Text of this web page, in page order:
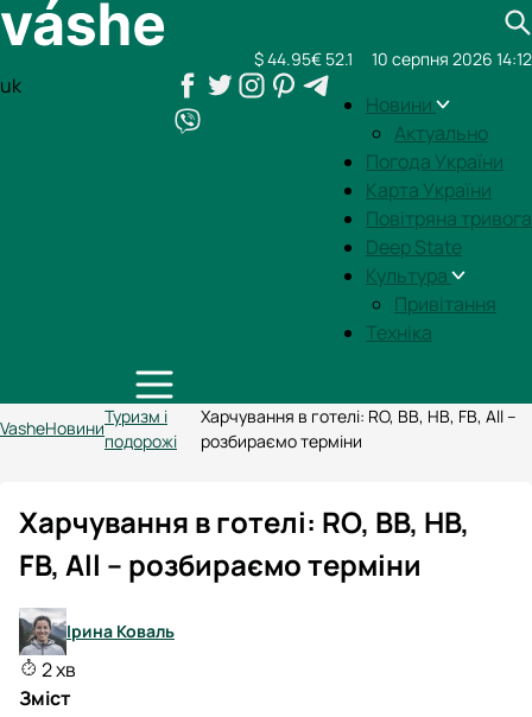
uk
Новини
Актуально
Погода України
Карта України
Повітряна тривога
Deep State
Культура
Привітання
Техніка
$ 44.95€ 52.1 10 серпня 2026 14:12
VasheНовини
Туризм і
подорожі
Харчування в готелі: RO, BB, HB, FB, All –
розбираємо терміни
Харчування в готелі: RO, BB, HB,
FB, All – розбираємо терміни
Ірина Коваль
2 хв
Зміст